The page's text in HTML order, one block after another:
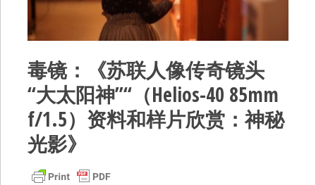
毒镜：《苏联人像传奇镜头
“大太阳神”“（Helios-40 85mm
f/1.5）资料和样片欣赏：神秘
光影》